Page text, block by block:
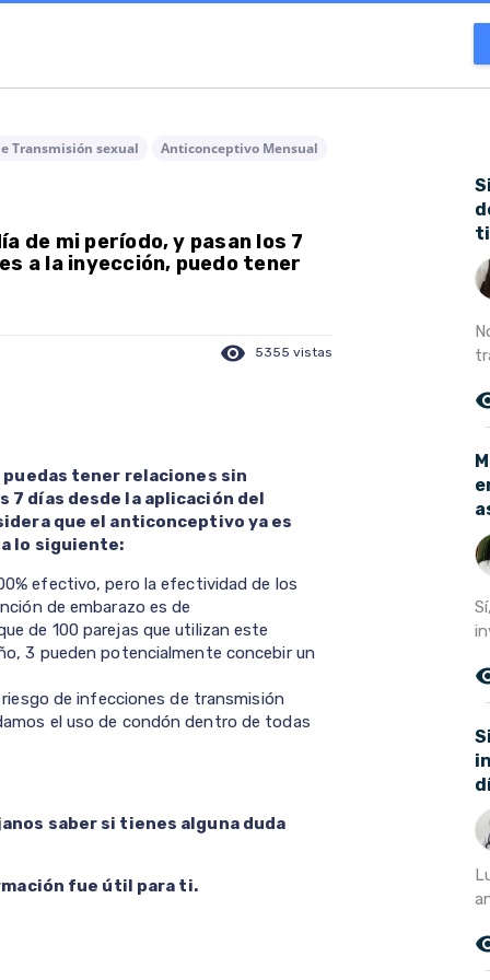
Transmisión sexual
Anticonceptivo Mensual
de mi período, y pasan los 7
a la inyección, puedo tener
visibility 5355 vistas
puedas tener relaciones sin
días desde la aplicación del
que el anticonceptivo ya es
lo siguiente:
efectivo, pero la efectividad de los
de embarazo es de
de 100 parejas que utilizan este
3 pueden potencialmente concebir un
de infecciones de transmisión
el uso de condón dentro de todas
saber si tienes alguna duda
fue útil para ti.